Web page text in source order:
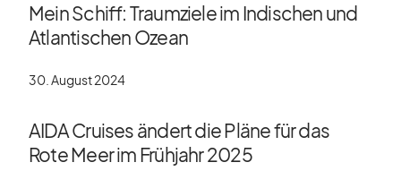
Mein Schiff: Traumziele im Indischen und
Atlantischen Ozean
30. August 2024
AIDA Cruises ändert die Pläne für das
Rote Meer im Frühjahr 2025